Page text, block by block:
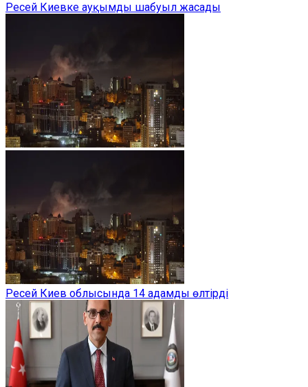
Ресей Киевке ауқымды шабуыл жасады
Ресей Киев облысында 14 адамды өлтірді